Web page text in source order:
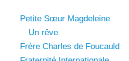
Petite Sœur Magdeleine
Un rêve
Frère Charles de Foucauld